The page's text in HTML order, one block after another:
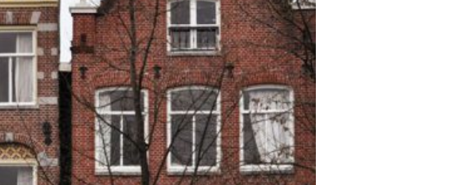
BaseCone – Facturen
Visionplanner – Rapportage
Klantenportaal – Online dossiers
Online Salaris – Salarissen
Nextens-Accorderen aangiften